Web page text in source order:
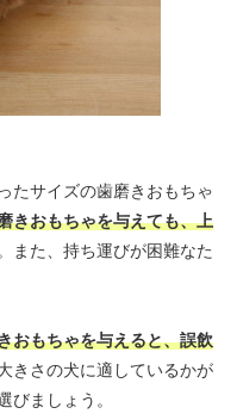
たサイズの歯磨きおもちゃ
きおもちゃを与えても、上
また、持ち運びが困難なた
おもちゃを与えると、誤飲
きさの犬に適しているかが
びましょう。